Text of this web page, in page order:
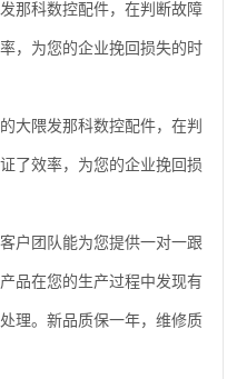
那科数控配件，在判断故障
，为您的企业挽回损失的时
大隈发那科数控配件，在判
了效率，为您的企业挽回损
户团队能为您提供一对一跟
品在您的生产过程中发现有
理。新品质保一年，维修质